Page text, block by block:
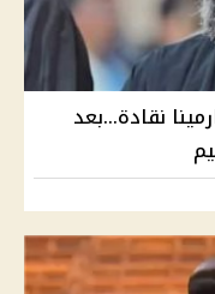
نقادة...بعد